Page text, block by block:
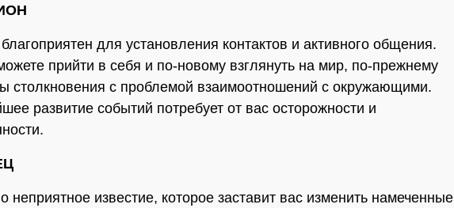
для установления контактов и активного общения.
прийти в себя и по-новому взглянуть на мир, по-прежнему
столкновения с проблемой взаимоотношений с окружающими.
развитие событий потребует от вас осторожности и
неприятное известие, которое заставит вас изменить намеченные